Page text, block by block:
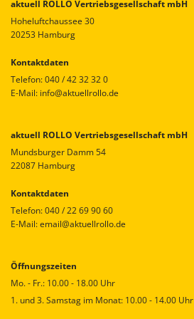
aktuell ROLLO Vertriebsgesellschaft mbH
Hoheluftchaussee 30
20253 Hamburg
Kontaktdaten
Telefon:040 / 42 32 32 0
E-Mail: info@aktuellrollo.de
aktuell ROLLO Vertriebsgesellschaft mbH
Mundsburger Damm 54
22087 Hamburg
Kontaktdaten
Telefon:040 / 22 69 90 60
E-Mail:email@aktuellrollo.de
Öffnungszeiten
Mo. - Fr.: 10.00 - 18.00 Uhr
1. und 3. Samstag im Monat: 10.00 - 14.00 Uhr